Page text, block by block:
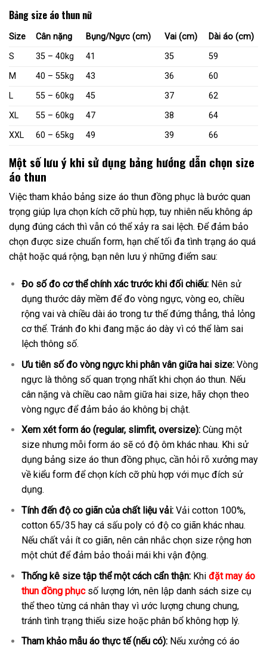
Bảng size áo thun nữ
Size Cân nặng Bụng/Ngực (cm) Vai (cm)
Dài áo (cm)
S
35 – 40kg 41 35
59
M
40 – 55kg 43 36
60
L
55 – 60kg 45 37
62
XL
55 – 60kg 47 38
64
XXL
60 – 65kg 49 39 66
Một số lưu ý khi sử dụng bảng hướng dẫn chọn size
áo thun​
Việc tham khảo bảng size áo thun đồng phục là bước quan
trọng giúp lựa chọn kích cỡ phù hợp, tuy nhiên nếu không áp
dụng đúng cách thì vẫn có thể xảy ra sai lệch. Để đảm bảo
chọn được size chuẩn form, hạn chế tối đa tình trạng áo quá
chật hoặc quá rộng, bạn nên lưu ý những điểm sau:
Đo số đo cơ thể chính xác trước khi đối chiếu:Nên sử
dụng thước dây mềm để đo vòng ngực, vòng eo, chiều
rộng vai và chiều dài áo trong tư thế đứng thẳng, thả lỏng
cơ thể. Tránh đo khi đang mặc áo dày vì có thể làm sai
lệch thông số.
Ưu tiên số đo vòng ngực khi phân vân giữa hai size:Vòng
ngực là thông số quan trọng nhất khi chọn áo thun. Nếu
cân nặng và chiều cao nằm giữa hai size, hãy chọn theo
vòng ngực để đảm bảo áo không bị chật.
Xem xét form áo (regular, slimfit, oversize):Cùng một
size nhưng mỗi form áo sẽ có độ ôm khác nhau. Khi sử
dụng bảng size áo thun đồng phục, cần hỏi rõ xưởng may
về kiểu form để chọn kích cỡ phù hợp với mục đích sử
dụng.
Tính đến độ co giãn của chất liệu vải:Vải cotton 100%,
cotton 65/35 hay cá sấu poly có độ co giãn khác nhau.
Nếu chất vải ít co giãn, nên cân nhắc chọn size rộng hơn
một chút để đảm bảo thoải mái khi vận động.
Thống kê size tập thể một cách cẩn thận:Khi đặt may áo
thun đồng phụcsố lượng lớn, nên lập danh sách size cụ
thể theo từng cá nhân thay vì ước lượng chung chung,
tránh tình trạng thiếu size hoặc phân bổ không hợp lý.
Tham khảo mẫu áo thực tế (nếu có):Nếu xưởng có áo